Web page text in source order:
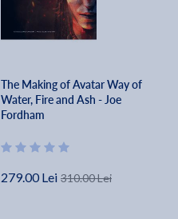
The Making of Avatar Way of
Water, Fire and Ash - Joe
Fordham
279.00 Lei 310.00 Lei